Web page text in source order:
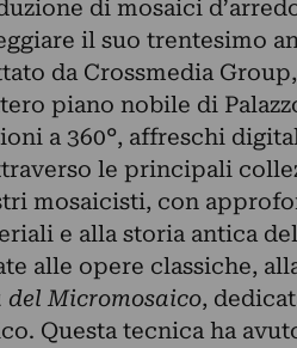
di mosaici
il suo trentesimo
da Crossmedia
piano nobile di
a 360°, affreschi
le principali
mosaicisti, con
e alla storia antica
alle opere classiche,
del Micromosaico,
Questa tecnica ha